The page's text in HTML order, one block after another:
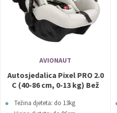
AVIONAUT
Autosjedalica Pixel PRO 2.0
C (40-86 cm, 0-13 kg) Bež
Težina djeteta: do 13kg